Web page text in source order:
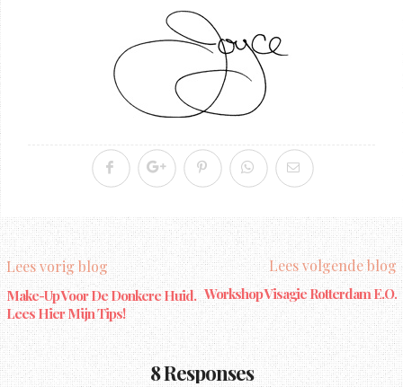
Lees vorig blog
Make-Up Voor De Donkere Huid.
Lees Hier Mijn Tips!
Lees volgende blog
Workshop Visagie Rotterdam E.o.
8 Responses